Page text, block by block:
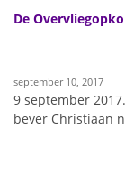
De
september 10, 2017
9 september
bever Christiaan